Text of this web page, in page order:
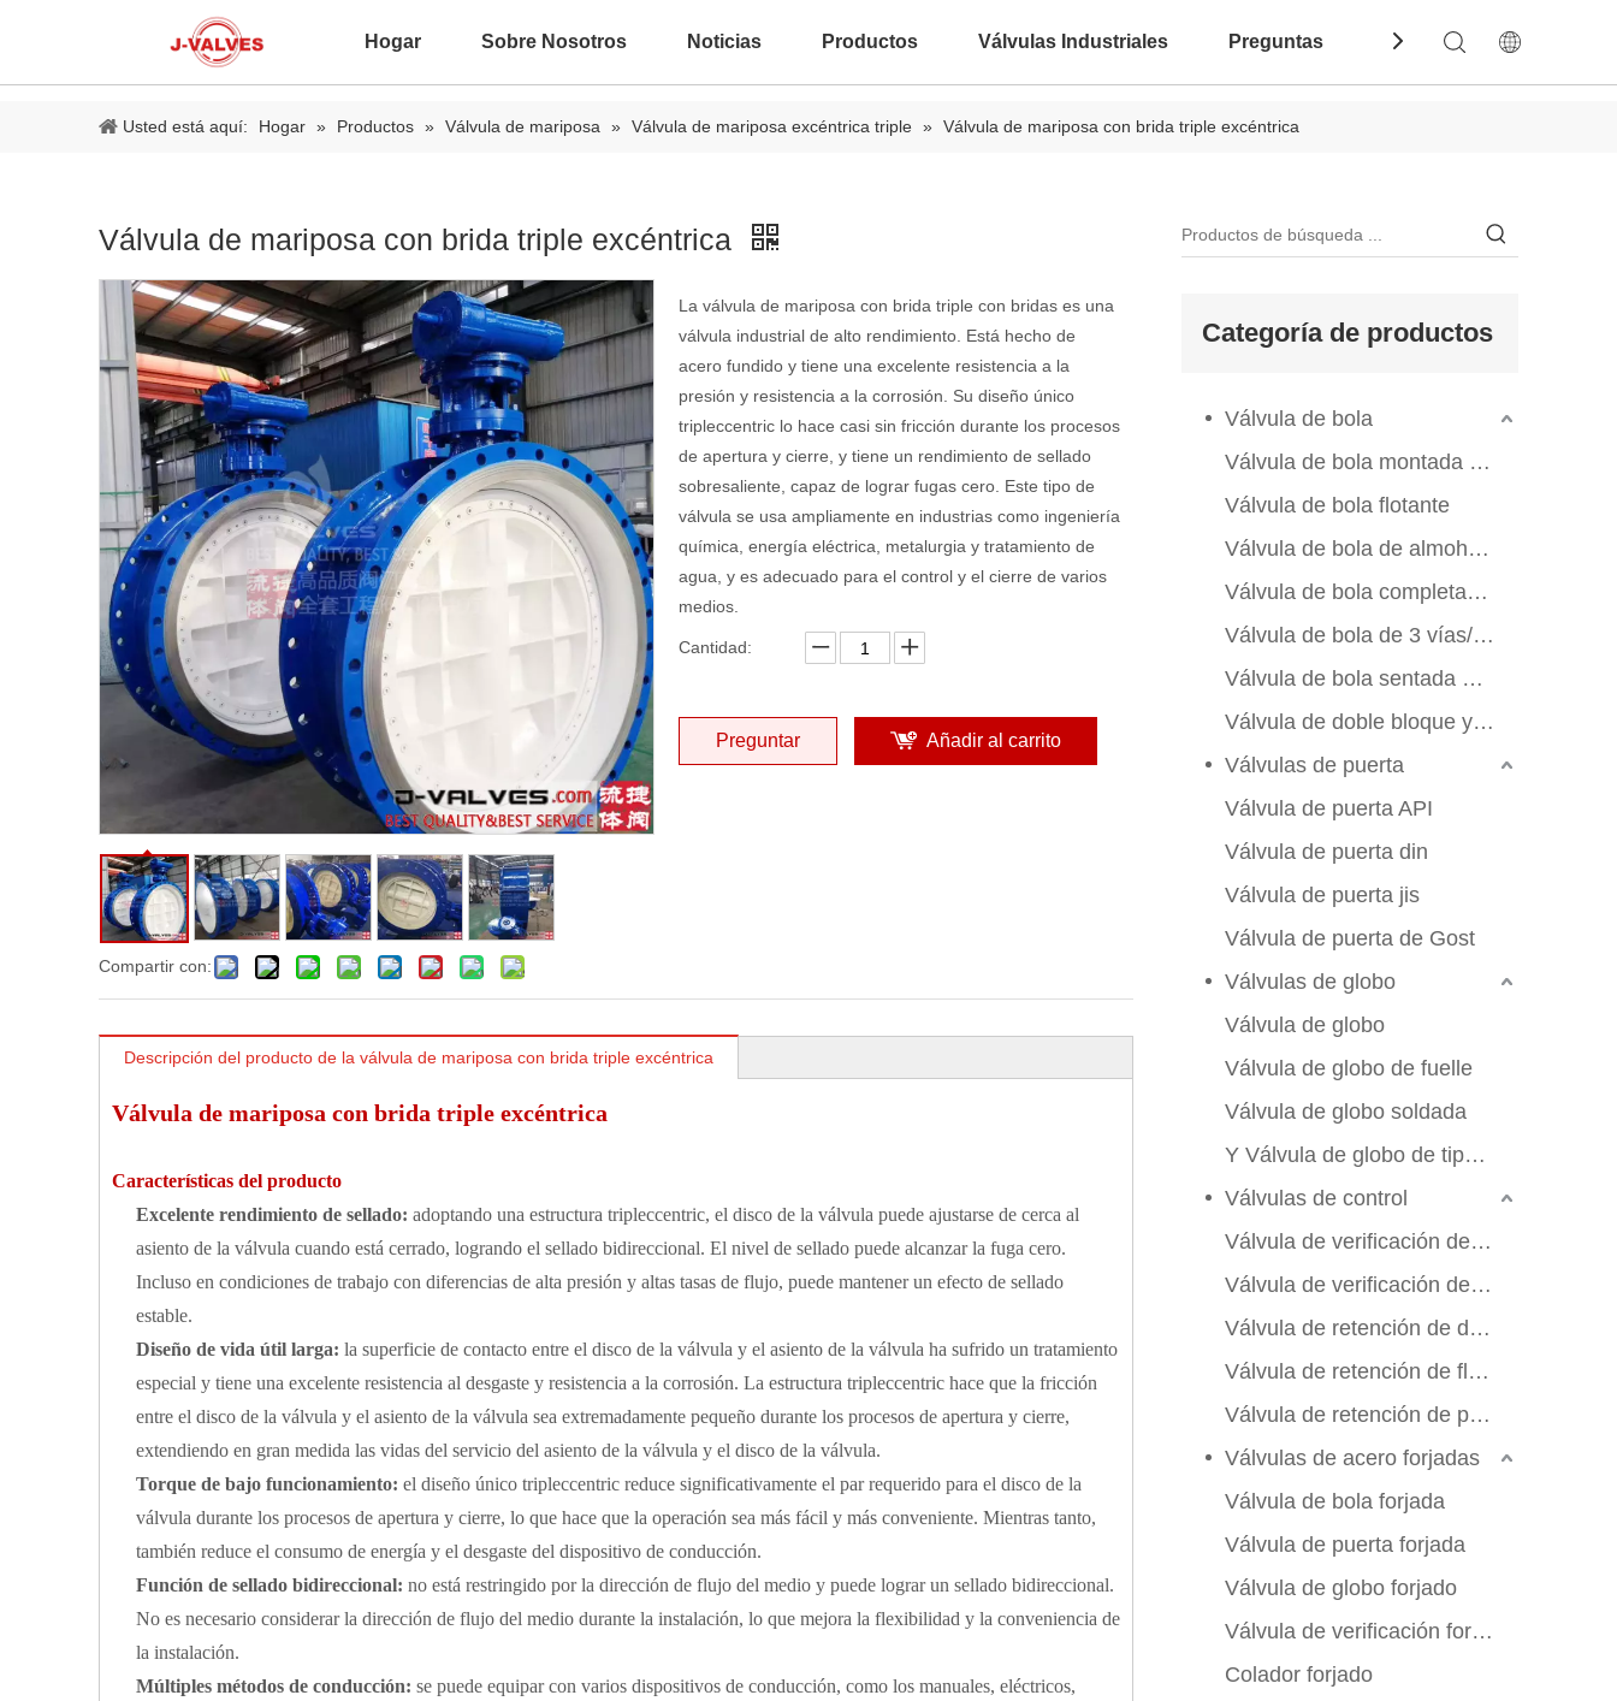
Hogar Sobre Nosotros Noticias Productos Válvulas Industriales Preguntas Frecuentes Contáctenos
Usted está aquí: Hogar » Productos » Válvula de mariposa » Válvula de mariposa excéntrica triple » Válvula de mariposa con brida triple excéntrica
Válvula de mariposa con brida triple excéntrica
Compartir con:
La válvula de mariposa con brida triple con bridas es una
válvula industrial de alto rendimiento. Está hecho de
acero fundido y tiene una excelente resistencia a la
presión y resistencia a la corrosión. Su diseño único
tripleccentric lo hace casi sin fricción durante los procesos
de apertura y cierre, y tiene un rendimiento de sellado
sobresaliente, capaz de lograr fugas cero. Este tipo de
válvula se usa ampliamente en industrias como ingeniería
química, energía eléctrica, metalurgia y tratamiento de
agua, y es adecuado para el control y el cierre de varios
medios.
Cantidad:
Preguntar Añadir al carrito
Descripción del producto de la válvula de mariposa con brida triple excéntrica
Válvula de mariposa con brida triple excéntrica
Características del producto
Excelente rendimiento de sellado: adoptando una estructura tripleccentric, el disco de la válvula puede ajustarse de cerca al
asiento de la válvula cuando está cerrado, logrando el sellado bidireccional. El nivel de sellado puede alcanzar la fuga cero.
Incluso en condiciones de trabajo con diferencias de alta presión y altas tasas de flujo, puede mantener un efecto de sellado
estable.
Diseño de vida útil larga: la superficie de contacto entre el disco de la válvula y el asiento de la válvula ha sufrido un tratamiento
especial y tiene una excelente resistencia al desgaste y resistencia a la corrosión. La estructura tripleccentric hace que la fricción
entre el disco de la válvula y el asiento de la válvula sea extremadamente pequeño durante los procesos de apertura y cierre,
extendiendo en gran medida las vidas del servicio del asiento de la válvula y el disco de la válvula.
Torque de bajo funcionamiento: el diseño único tripleccentric reduce significativamente el par requerido para el disco de la
válvula durante los procesos de apertura y cierre, lo que hace que la operación sea más fácil y más conveniente. Mientras tanto,
también reduce el consumo de energía y el desgaste del dispositivo de conducción.
Función de sellado bidireccional: no está restringido por la dirección de flujo del medio y puede lograr un sellado bidireccional.
No es necesario considerar la dirección de flujo del medio durante la instalación, lo que mejora la flexibilidad y la conveniencia de
la instalación.
Múltiples métodos de conducción: se puede equipar con varios dispositivos de conducción, como los manuales, eléctricos,
Categoría de productos
Válvula de bola
Válvula de bola montada en el muelle
Válvula de bola flotante
Válvula de bola de almohadilla de montaje
Válvula de bola completamente soldada
Válvula de bola de 3 vías/4 vías
Válvula de bola sentada de metal
Válvula de doble bloque y sangrado
Válvulas de puerta
Válvula de puerta API
Válvula de puerta din
Válvula de puerta jis
Válvula de puerta de Gost
Válvulas de globo
Válvula de globo
Válvula de globo de fuelle
Válvula de globo soldada
Y Válvula de globo de tipo Y
Válvulas de control
Válvula de verificación de swing
Válvula de verificación de elevación
Válvula de retención de doble aleta
Válvula de retención de flujo axial
Válvula de retención de placa de manchas
Válvulas de acero forjadas
Válvula de bola forjada
Válvula de puerta forjada
Válvula de globo forjado
Válvula de verificación forjada
Colador forjado